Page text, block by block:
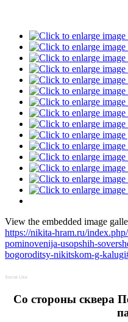
View the embedded image
https://nikita-hram.ru/
pominovenija-usopshih-
bogoroditsy-nikitskom-g-
Social Like
Cо стороны сквера